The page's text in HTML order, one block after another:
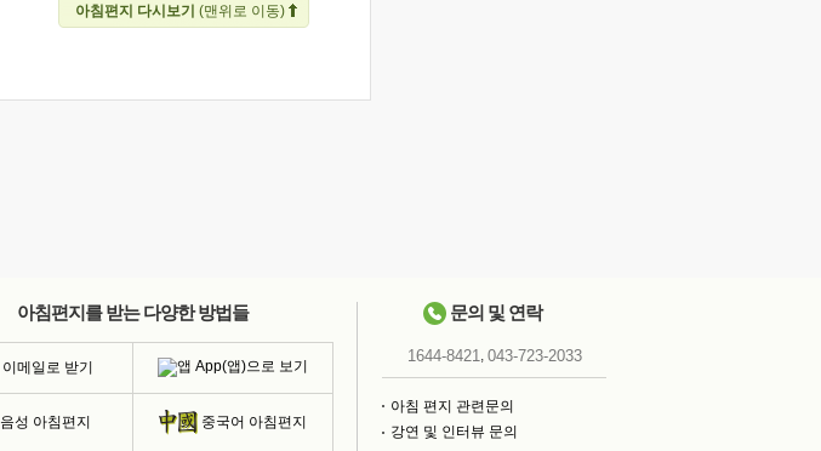
아침편지 다시보기 (맨위로 이동)
아침편지를 받는 다양한 방법들
이메일로 받기 App(앱)으로 보기
음성 아침편지 중국어 아침편지
문의 및 연락
1644-8421, 043-723-2033
아침 편지 관련문의
강연 및 인터뷰 문의